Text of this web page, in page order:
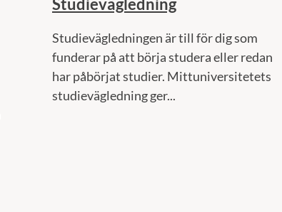
Studievägledning
Studievägledningen är till för dig som
funderar på att börja studera eller redan
har påbörjat studier. Mittuniversitetets
studievägledning ger...